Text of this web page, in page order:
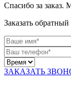
Спасибо за
Заказать
ЗАКАЗАТЬ